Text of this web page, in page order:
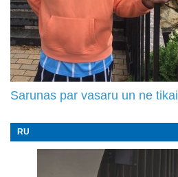
Sarunas par vasaru un ne tikai
RU